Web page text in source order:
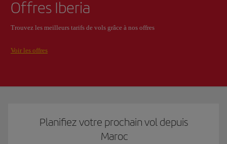
Offres Iberia
Trouvez les meilleurs tarifs de vols grâce à nos offres
Voir les offres
Planifiez votre prochain vol depuis
Maroc